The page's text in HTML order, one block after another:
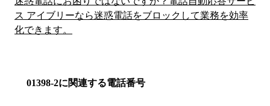
ス アイブリーなら迷惑電話をブロックして業務を効率
化できます。
01398-2に関連する電話番号